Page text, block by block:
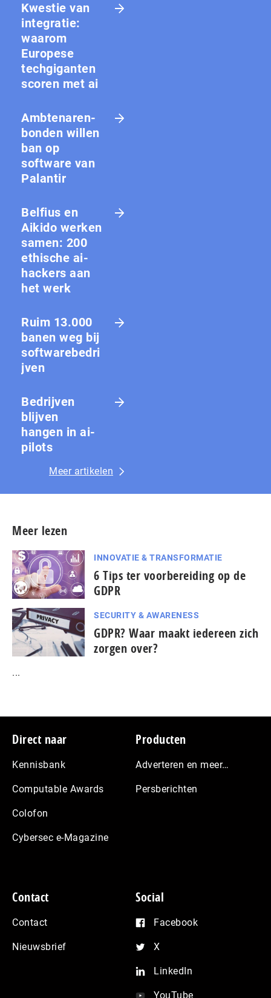
Kwestie van
integratie:
waarom
Europese
techgiganten
scoren met ai
Amb­te­na­ren­
bon­den willen
ban op
software van
Palantir
Belfius en
Aikido werken
samen: 200
ethische ai-
hackers aan
het werk
Ruim 13.000
banen weg bij
softwarebedri
jven
Bedrijven
blijven
hangen in ai-
pilots
Meer artikelen
Meer lezen
INNOVATIE & TRANSFORMATIE
6 Tips ter voorbereiding op de
GDPR
SECURITY & AWARENESS
GDPR? Waar maakt iedereen zich
zorgen over?
...
Footer
Direct naar
Kennisbank
Computable Awards
Colofon
Cybersec e-Magazine
Producten
Adverteren en meer…
Persberichten
Contact
Contact
Nieuwsbrief
Social
Facebook
X
LinkedIn
YouTube